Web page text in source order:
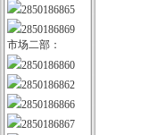
2850186865
2850186869
市场二部：
2850186860
2850186862
2850186866
2850186867